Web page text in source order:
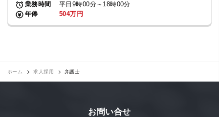
業務時間
平日9時00分～18時00分
年俸
504万円
ホーム 求人採用 弁護士
お問い合せ